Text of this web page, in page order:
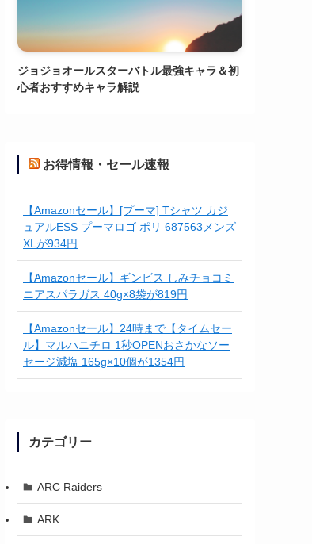
ジョジョオールスターバトル最強キャラ＆初
心者おすすめキャラ解説
お得情報・セール速報
【Amazonセール】[プーマ] Tシャツ カジ
ュアルESS プーマロゴ ポリ 687563メンズ
XLが934円
【Amazonセール】ギンビス しみチョコミ
ニアスパラガス 40g×8袋が819円
【Amazonセール】24時まで【タイムセー
ル】マルハニチロ 1秒OPENおさかなソー
セージ減塩 165g×10個が1354円
カテゴリー
ARC Raiders
ARK